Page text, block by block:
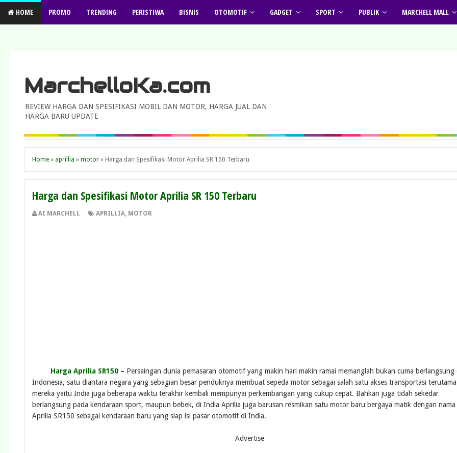
HOME PROMO TRENDING PERISTIWA BISNIS OTOMOTIF GADGET SPORT PUBLIK MARCHELL MALL
MarchelloKa.com
REVIEW HARGA DAN SPESIFIKASI MOBIL DAN MOTOR, HARGA JUAL DAN
HARGA BARU UPDATE
Home » aprillia » motor » Harga dan Spesifikasi Motor Aprilia SR 150 Terbaru
Harga dan Spesifikasi Motor Aprilia SR 150 Terbaru
AI MARCHELL APRILLIA, MOTOR
Harga Aprilia SR150 – Persaingan dunia pemasaran otomotif yang makin hari makin ramai memanglah bukan cuma berlangsung
Indonesia, satu diantara negara yang sebagian besar penduknya membuat sepeda motor sebagai salah satu akses transportasi terutama
mereka yaitu India juga beberapa waktu terakhir kembali mempunyai perkembangan yang cukup cepat. Bahkan juga tidah sekedar
berlangsung pada kendaraan sport, maupun bebek, di India Aprilia juga barusan resmikan satu motor baru bergaya matik dengan nama
Aprilia SR150 sebagai kendaraan baru yang siap isi pasar otomotif di India.
Advertise